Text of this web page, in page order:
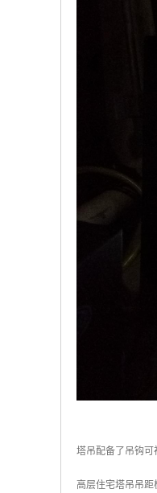
塔吊配备了吊钩可
高层住宅塔吊吊